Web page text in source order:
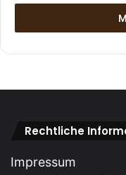
Rechtliche
Impressum